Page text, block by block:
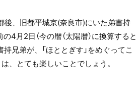
、旧都平城京(奈良市)にいた弟書持
月2日（今の暦（太陽暦）に換算すると
兄弟が、「ほととぎす」をめぐってこ
、とても楽しいことでしょう。